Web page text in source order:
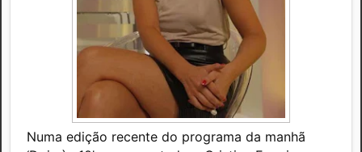
Numa edição recente do programa da manhã